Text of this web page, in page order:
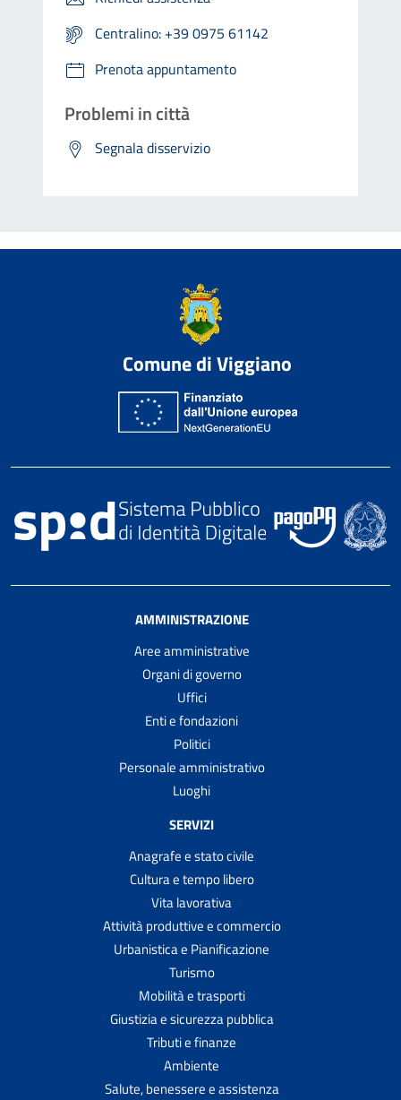
Centralino: +39 0975 61142
Prenota appuntamento
Problemi in città
Segnala disservizio
Comune di Viggiano
AMMINISTRAZIONE
Aree amministrative
Organi di governo
Uffici
Enti e fondazioni
Politici
Personale amministrativo
Luoghi
SERVIZI
Anagrafe e stato civile
Cultura e tempo libero
Vita lavorativa
Attività produttive e commercio
Urbanistica e Pianificazione
Turismo
Mobilità e trasporti
Giustizia e sicurezza pubblica
Tributi e finanze
Ambiente
Salute, benessere e assistenza